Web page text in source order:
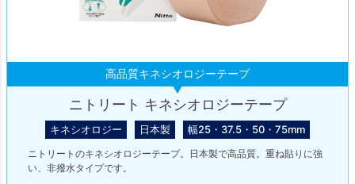
高品質キネシオロジーテープ
ニトリート キネシオロジーテープ
キネシオロジー 日本製 幅25・37.5・50・75mm
ニトリートのキネシオロジーテープ。日本製で高品質。重ね貼りに強
い、非撥水タイプです。